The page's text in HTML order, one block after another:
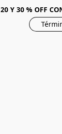
20 Y 30 % OFF